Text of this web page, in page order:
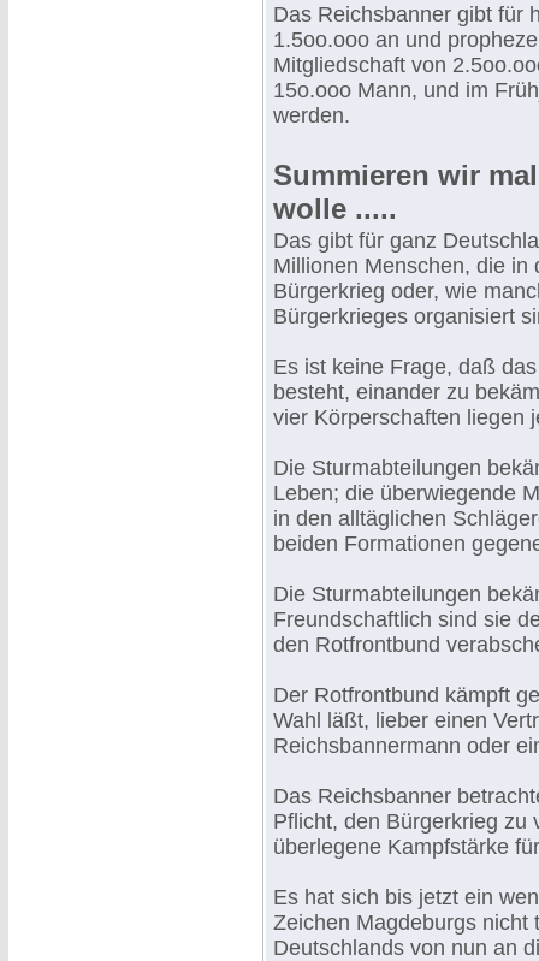
Das Reichsbanner gibt für
1.5oo.ooo an und
Mitgliedschaft von
15o.ooo Mann, und im
werden.
Summieren wir
wolle .....
Das gibt für ganz
Millionen Menschen, die in
Bürgerkrieg oder, wie
Bürgerkrieges organisiert
Es ist keine Frage, daß
besteht, einander zu
vier Körperschaften liegen
Die Sturmabteilungen
Leben; die überwiegende
in den alltäglichen
beiden Formationen
Die Sturmabteilungen
Freundschaftlich sind sie
den Rotfrontbund
Der Rotfrontbund kämpft
Wahl läßt, lieber einen
Reichsbannermann oder
Das Reichsbanner
Pflicht, den Bürgerkrieg zu
überlegene Kampfstärke
Es hat sich bis jetzt ein
Zeichen Magdeburgs nicht
Deutschlands von nun an